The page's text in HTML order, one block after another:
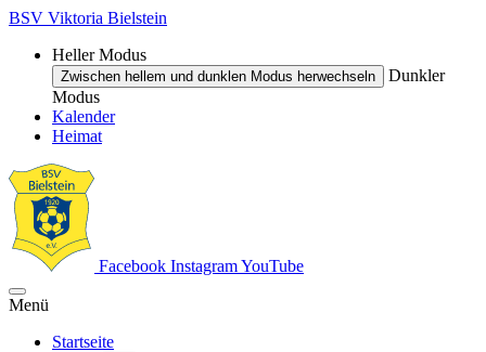
BSV Viktoria Bielstein
Heller Modus
Zwischen hellem und dunklen Modus herwechseln
Dunkler
Modus
Kalender
Heimat
Facebook InstagramYouTube
Menü
Startseite